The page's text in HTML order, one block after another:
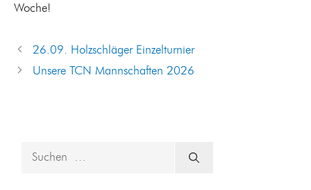
Woche!
26.09. Holzschläger Einzelturnier
Unsere TCN Mannschaften 2026
nach: